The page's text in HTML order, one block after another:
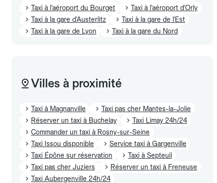
Taxi à l'aéroport du Bourget
Taxi à l'aéroport d'Orly
Taxi à la gare d'Austerlitz
Taxi à la gare de l'Est
Taxi à la gare de Lyon
Taxi à la gare du Nord
Villes à proximité
Taxi à Magnanville
Taxi pas cher Mantes-la-Jolie
Réserver un taxi à Buchelay
Taxi Limay 24h/24
Commander un taxi à Rosny-sur-Seine
Taxi Issou disponible
Service taxi à Gargenville
Taxi Épône sur réservation
Taxi à Septeuil
Taxi pas cher Juziers
Réserver un taxi à Freneuse
Taxi Aubergenville 24h/24